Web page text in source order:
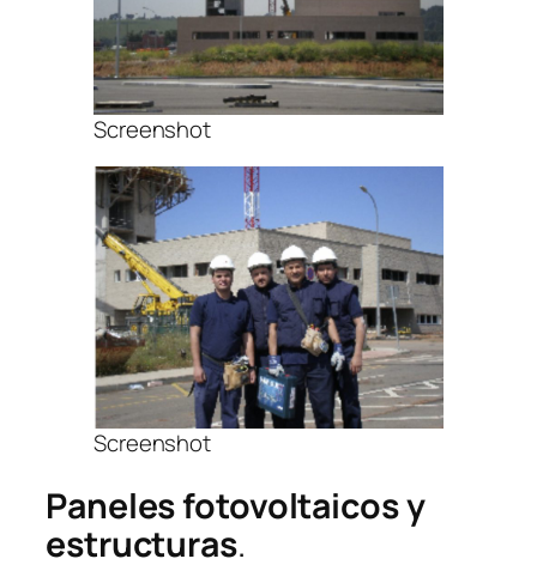
Screenshot
Screenshot
Paneles fotovoltaicos y
estructuras.